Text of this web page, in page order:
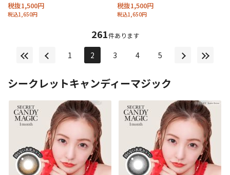
税抜1,500円
税込1,650円
税抜1,500円
税込1,650円
261件あります
1 2 3 4 5
シークレットキャンディーマジック